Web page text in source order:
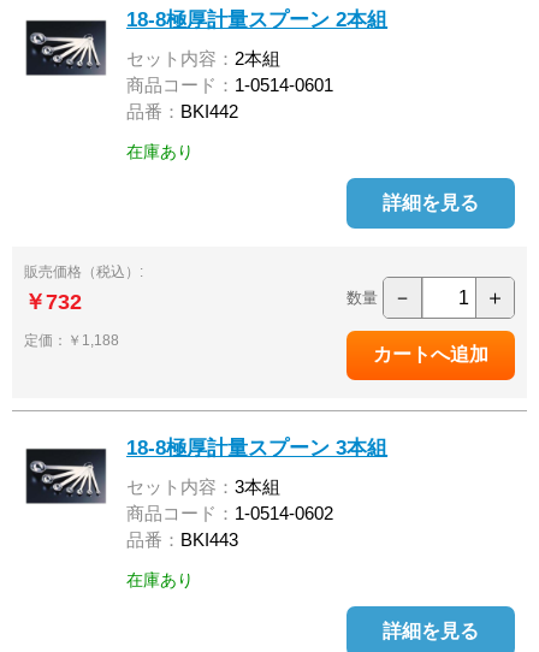
18-8極厚計量スプーン 2本組
セット内容： 2本組
商品コード： 1-0514-0601
品番： BKI442
在庫あり
詳細を見る
販売価格（税込）:
￥732
定価：￥1,188
数量 － ＋
18-8極厚計量スプーン 3本組
セット内容： 3本組
商品コード： 1-0514-0602
品番： BKI443
在庫あり
詳細を見る